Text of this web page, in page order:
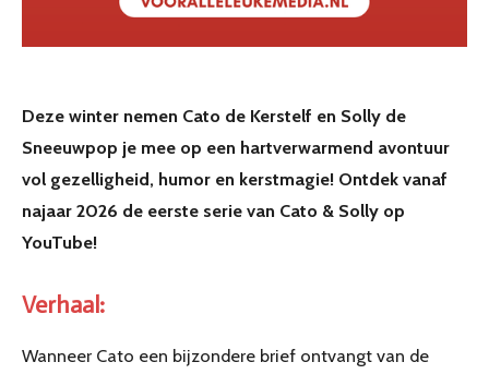
Deze winter nemen Cato de Kerstelf en Solly de
Sneeuwpop je mee op een hartverwarmend avontuur
vol gezelligheid, humor en kerstmagie! Ontdek vanaf
najaar 2026 de eerste serie van Cato & Solly op
YouTube!
Verhaal:
Wanneer Cato een bijzondere brief ontvangt van de